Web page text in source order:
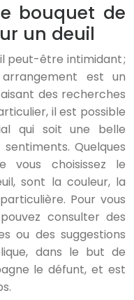
bouquet de
un deuil
peut-être intimidant ;
est un
des recherches
il est possible
qui soit une belle
Quelques
vous choisissez le
sont la couleur, la
Pour vous
consulter des
ou des suggestions
dans le but de
le défunt, et est